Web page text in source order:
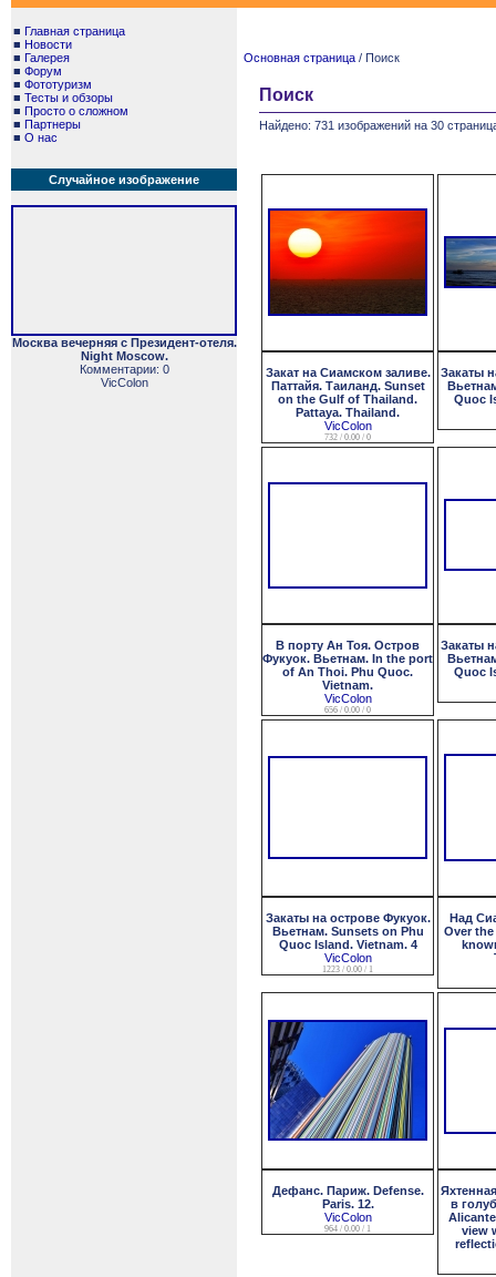
■ Главная страница
■ Новости
■ Галерея
■ Форум
■ Фототуризм
■ Тесты и обзоры
■ Просто о сложном
■ Партнеры
■ О нас
Случайное изображение
Москва вечерняя с Президент-отеля.
Night Moscow.
Комментарии: 0
VicColon
Основная страница / Поиск
Поиск
Найдено: 731 изображений на 30
Закат на Сиамском заливе.
Паттайя. Таиланд. Sunset
on the Gulf of Thailand.
Pattaya. Thailand.
VicColon
732 / 0.00 / 0
Закаты
Quoc
В порту Ан Тоя. Остров
Фукуок. Вьетнам. In the port
of An Thoi. Phu Quoc.
Vietnam.
VicColon
656 / 0.00 / 0
Закаты
Quoc
Закаты на острове Фукуок.
Вьетнам. Sunsets on Phu
Quoc Island. Vietnam. 4
VicColon
1223 / 0.00 / 1
Над
Over
Дефанс. Париж. Defense.
Paris. 12.
VicColon
964 / 0.00 / 1
в
view